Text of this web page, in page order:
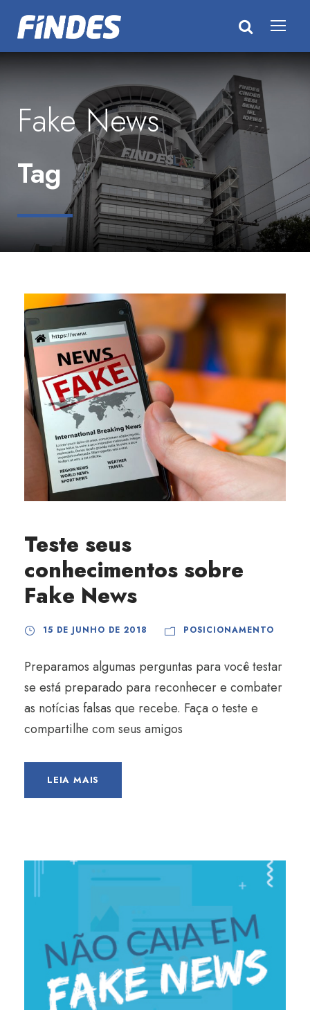
Fake News
Tag
Teste seus
conhecimentos sobre
Fake News
15 DE JUNHO DE 2018 POSICIONAMENTO
Preparamos algumas perguntas para você testar
se está preparado para reconhecer e combater
as notícias falsas que recebe. Faça o teste e
compartilhe com seus amigos
LEIA MAIS